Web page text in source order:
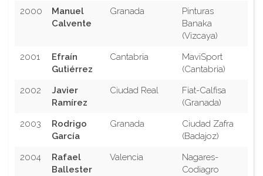
2000
Manuel
Calvente
Granada
Pinturas
Banaka
(Vizcaya)
2001
Efraín
Gutiérrez
Cantabria
MaviSport
(Cantabria)
2002
Javier
Ramírez
Ciudad Real
Fiat-Calfisa
(Granada)
2003
Rodrigo
García
Granada
Ciudad Zafra
(Badajoz)
2004
Rafael
Ballester
Valencia
Nagares-
Codiagro